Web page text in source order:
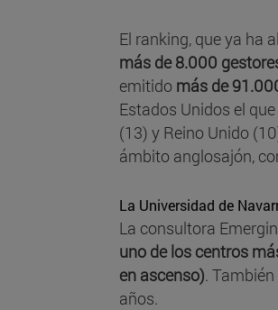
El ranking, que ya ha
más de 8.000
emitido más de
Estados Unidos el
(13) y Reino Unido
ámbito anglosajón,
La Universidad de
La consultora
uno de los centros
en ascenso).
años.